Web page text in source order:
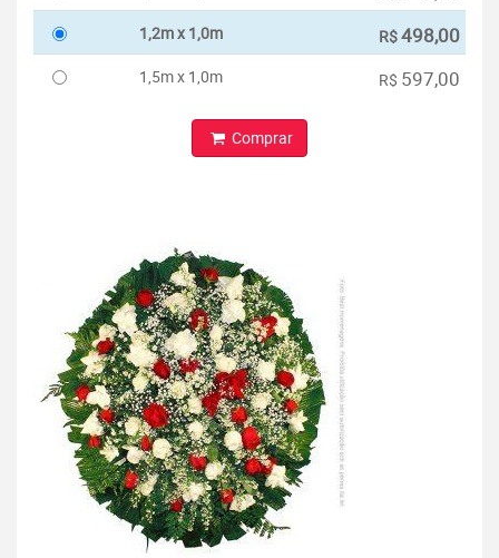
1,2m x 1,0m R$498,00
1,5m x 1,0m R$ 597,00
Comprar